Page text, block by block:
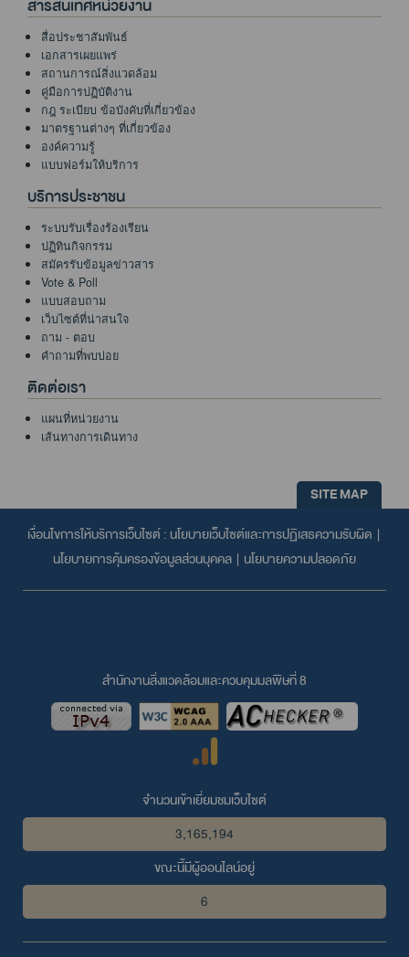
สารสนเทศหน่วยงาน
สื่อประชาสัมพันธ์
เอกสารเผยแพร่
สถานการณ์สิ่งแวดล้อม
คู่มือการปฏิบัติงาน
กฎ ระเบียบ ข้อบังคับที่เกี่ยวข้อง
มาตรฐานต่างๆ ที่เกี่ยวข้อง
องค์ความรู้
แบบฟอร์มให้บริการ
บริการประชาชน
ระบบรับเรื่องร้องเรียน
ปฏิทินกิจกรรม
สมัครรับข้อมูลข่าวสาร
Vote & Poll
แบบสอบถาม
เว็บไซต์ที่น่าสนใจ
ถาม - ตอบ
คำถามที่พบบ่อย
ติดต่อเรา
แผนที่หน่วยงาน
เส้นทางการเดินทาง
SITE MAP
เงื่อนไขการให้บริการเว็บไซต์ : นโยบายเว็บไซต์และการปฏิเสธความรับผิด |
นโยบายการคุ้มครองข้อมูลส่วนบุคคล | นโยบายความปลอดภัย
สำนักงานสิ่งแวดล้อมและควบคุมมลพิษที่ 8
จำนวนเข้าเยี่ยมชมเว็บไซต์
3,165,194
ขณะนี้มีผู้ออนไลน์อยู่
6